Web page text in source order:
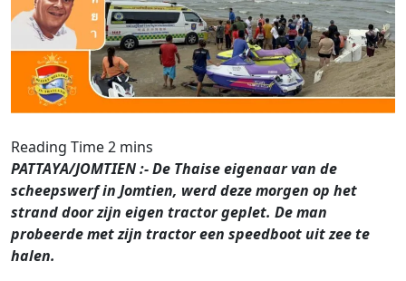
PATTAYA/JOMTIEN :- De Thaise eigenaar van de
scheepswerf in Jomtien, werd deze morgen op het
strand door zijn eigen tractor geplet. De man
probeerde met zijn tractor een speedboot uit zee te
halen.